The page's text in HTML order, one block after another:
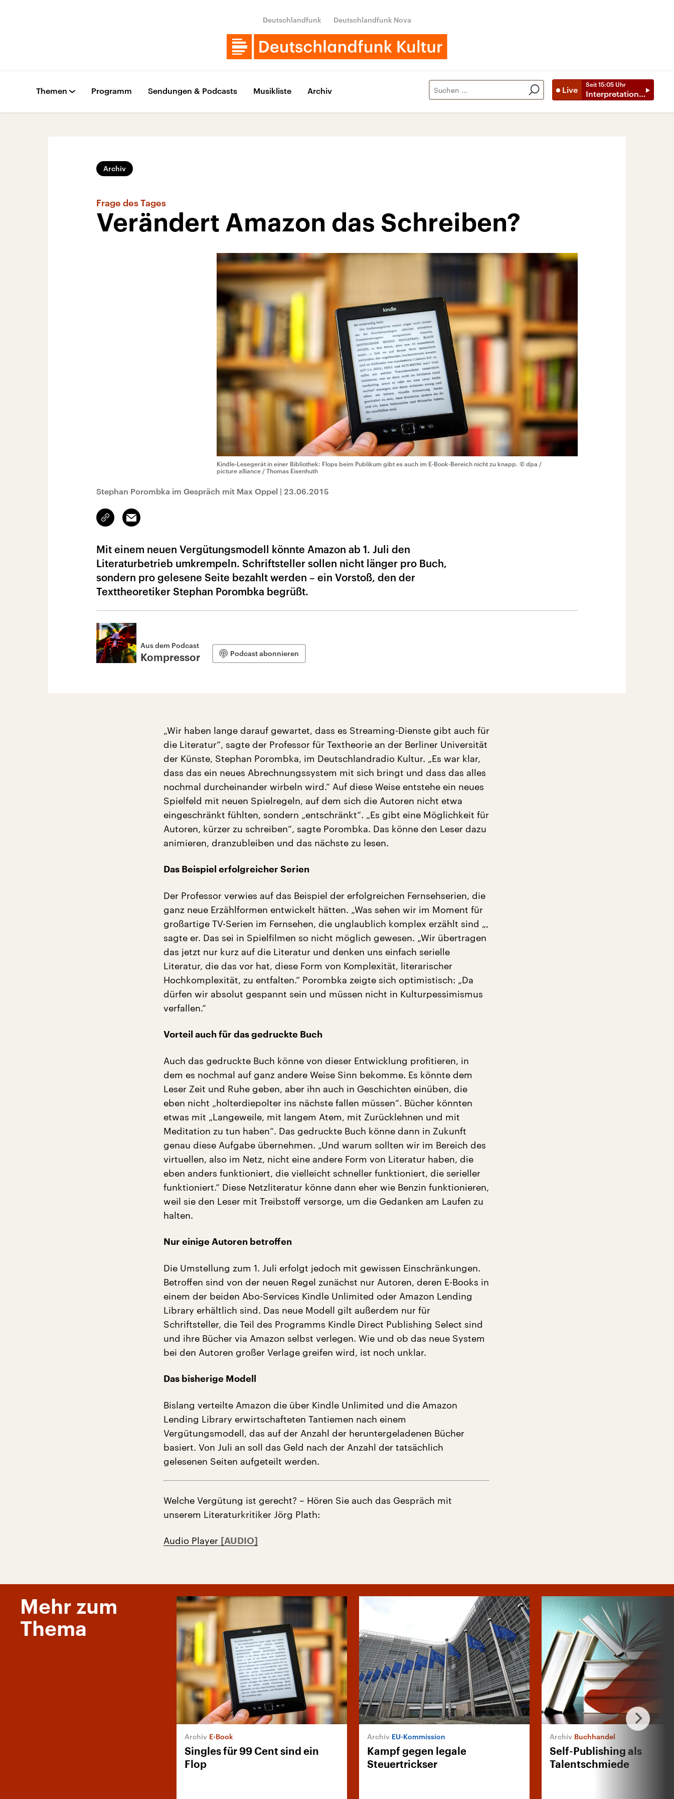
Deutschlandfunk Deutschlandfunk Nova
Live
Seit 15:05 Uhr
Interpretationen
Themen Programm Sendungen & Podcasts Musikliste Archiv
Archiv
Frage des Tages
Verändert Amazon das Schreiben?
Kindle-Lesegerät in einer Bibliothek: Flops beim Publikum gibt es auch im E-Book-Bereich nicht zu knapp. © dpa /
picture alliance / Thomas Eisenhuth
Stephan Porombka im Gespräch mit Max Oppel | 23.06.2015
Link
kopieren/teilen
Email
Mit einem neuen Vergütungsmodell könnte Amazon ab 1. Juli den
Literaturbetrieb umkrempeln. Schriftsteller sollen nicht länger pro Buch,
sondern pro gelesene Seite bezahlt werden – ein Vorstoß, den der
Texttheoretiker Stephan Porombka begrüßt.
Aus dem Podcast
Kompressor Podcast abonnieren
„Wir haben lange darauf gewartet, dass es Streaming-Dienste gibt auch für
die Literatur“, sagte der Professor für Textheorie an der Berliner Universität
der Künste, Stephan Porombka, im Deutschlandradio Kultur. „Es war klar,
dass das ein neues Abrechnungssystem mit sich bringt und dass das alles
nochmal durcheinander wirbeln wird.“ Auf diese Weise entstehe ein neues
Spielfeld mit neuen Spielregeln, auf dem sich die Autoren nicht etwa
eingeschränkt fühlten, sondern „entschränkt“. „Es gibt eine Möglichkeit für
Autoren, kürzer zu schreiben“, sagte Porombka. Das könne den Leser dazu
animieren, dranzubleiben und das nächste zu lesen.
Das Beispiel erfolgreicher Serien
Der Professor verwies auf das Beispiel der erfolgreichen Fernsehserien, die
ganz neue Erzählformen entwickelt hätten. „Was sehen wir im Moment für
großartige TV-Serien im Fernsehen, die unglaublich komplex erzählt sind „,
sagte er. Das sei in Spielfilmen so nicht möglich gewesen. „Wir übertragen
das jetzt nur kurz auf die Literatur und denken uns einfach serielle
Literatur, die das vor hat, diese Form von Komplexität, literarischer
Hochkomplexität, zu entfalten.“ Porombka zeigte sich optimistisch: „Da
dürfen wir absolut gespannt sein und müssen nicht in Kulturpessimismus
verfallen.“
Vorteil auch für das gedruckte Buch
Auch das gedruckte Buch könne von dieser Entwicklung profitieren, in
dem es nochmal auf ganz andere Weise Sinn bekomme. Es könnte dem
Leser Zeit und Ruhe geben, aber ihn auch in Geschichten einüben, die
eben nicht „holterdiepolter ins nächste fallen müssen“. Bücher könnten
etwas mit „Langeweile, mit langem Atem, mit Zurücklehnen und mit
Meditation zu tun haben“. Das gedruckte Buch könne dann in Zukunft
genau diese Aufgabe übernehmen. „Und warum sollten wir im Bereich des
virtuellen, also im Netz, nicht eine andere Form von Literatur haben, die
eben anders funktioniert, die vielleicht schneller funktioniert, die serieller
funktioniert.“ Diese Netzliteratur könne dann eher wie Benzin funktionieren,
weil sie den Leser mit Treibstoff versorge, um die Gedanken am Laufen zu
halten.
Nur einige Autoren betroffen
Die Umstellung zum 1. Juli erfolgt jedoch mit gewissen Einschränkungen.
Betroffen sind von der neuen Regel zunächst nur Autoren, deren E-Books in
einem der beiden Abo-Services Kindle Unlimited oder Amazon Lending
Library erhältlich sind. Das neue Modell gilt außerdem nur für
Schriftsteller, die Teil des Programms Kindle Direct Publishing Select sind
und ihre Bücher via Amazon selbst verlegen. Wie und ob das neue System
bei den Autoren großer Verlage greifen wird, ist noch unklar.
Das bisherige Modell
Bislang verteilte Amazon die über Kindle Unlimited und die Amazon
Lending Library erwirtschafteten Tantiemen nach einem
Vergütungsmodell, das auf der Anzahl der heruntergeladenen Bücher
basiert. Von Juli an soll das Geld nach der Anzahl der tatsächlich
gelesenen Seiten aufgeteilt werden.
Welche Vergütung ist gerecht? – Hören Sie auch das Gespräch mit
unserem Literaturkritiker Jörg Plath:
Audio Player
Mehr zum
Thema
E-Book
Singles für 99 Cent sind ein
Flop
EU-Kommission
Kampf gegen legale
Steuertrickser
Buchhandel
Self-Publishing als
Talentschmiede